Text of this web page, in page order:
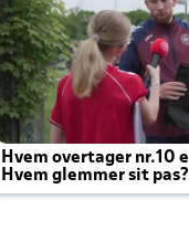
Hvem overtager nr.10
Hvem glemmer sit
Joachim altid til efter